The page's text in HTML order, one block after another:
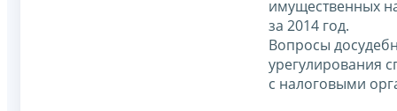
имущественных
за 2014 год.
Вопросы
урегулирования
с налоговыми